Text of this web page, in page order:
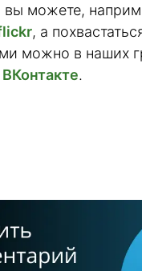
вы можете,
, а
можно в наших
ВКонтакте.